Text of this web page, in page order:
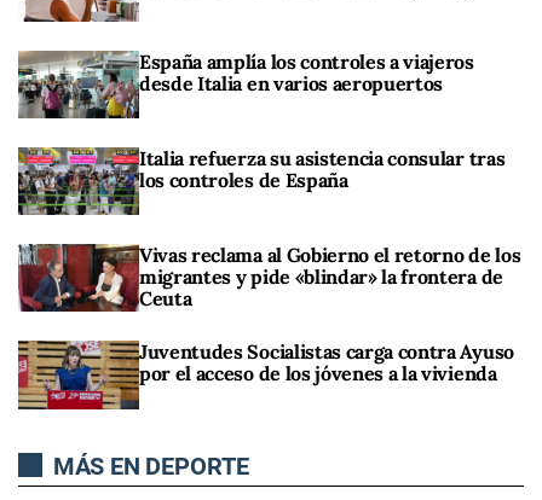
España amplía los controles a viajeros
desde Italia en varios aeropuertos
Italia refuerza su asistencia consular tras
los controles de España
Vivas reclama al Gobierno el retorno de los
migrantes y pide «blindar» la frontera de
Ceuta
Juventudes Socialistas carga contra Ayuso
por el acceso de los jóvenes a la vivienda
MÁS EN DEPORTE